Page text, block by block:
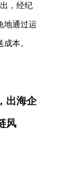
，经纪
地通过运
本。
出海企
风